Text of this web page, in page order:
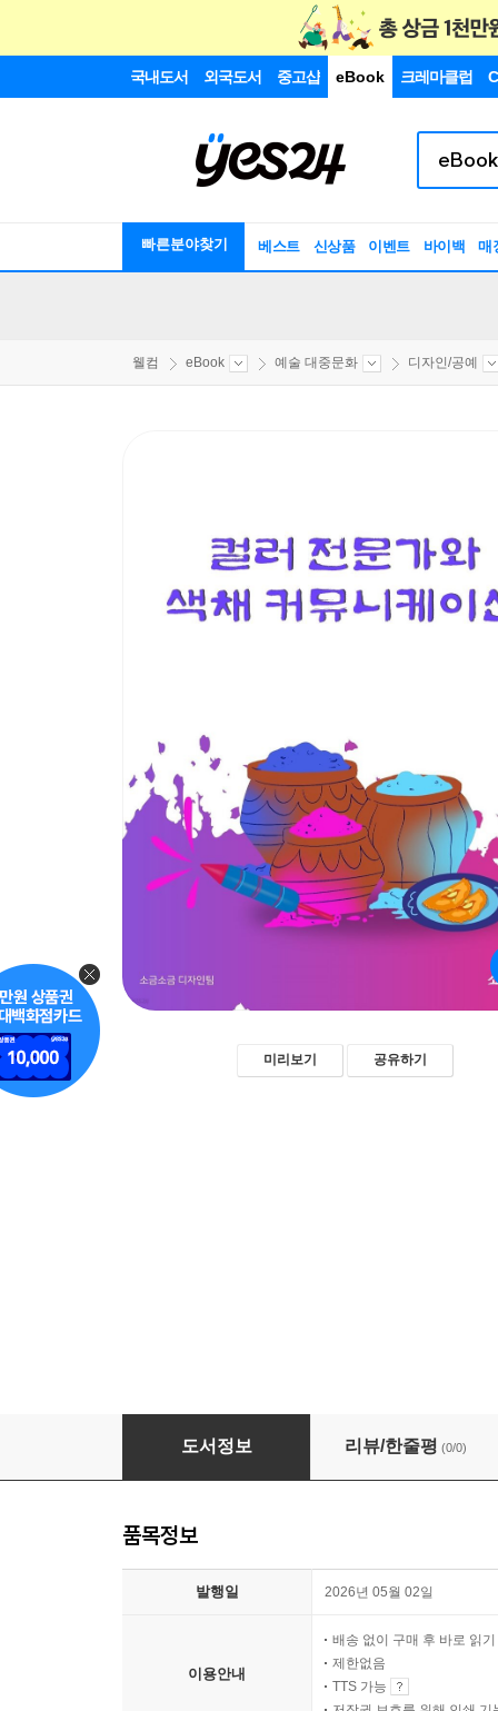
국내도서 외국도서 중고샵 eBook 크레마클럽
빠른분야찾기 베스트 신상품 이벤트 바이백 매
웰컴 eBook 예술 대중문화 디자인/공예
미리보기 공유하기
컬러 전문가와 색채 커뮤니케이션
도서정보 리뷰/한줄평 (0/0)
품목정보
발행일 2026년 05월 02일
이용안내
배송 없이 구매 후 바로 읽기
제한없음
TTS 가능